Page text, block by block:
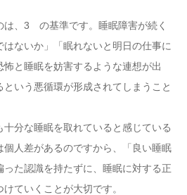
は、3 の基準です。睡眠障害が続く
ないか」「眠れないと明日の仕事に
と睡眠を妨害するような連想が出
いう悪循環が形成されてしまうこと
分な睡眠を取れていると感じている
個人差があるのですから、「良い睡眠
った認識を持たずに、睡眠に対する正
ていくことが大切です。